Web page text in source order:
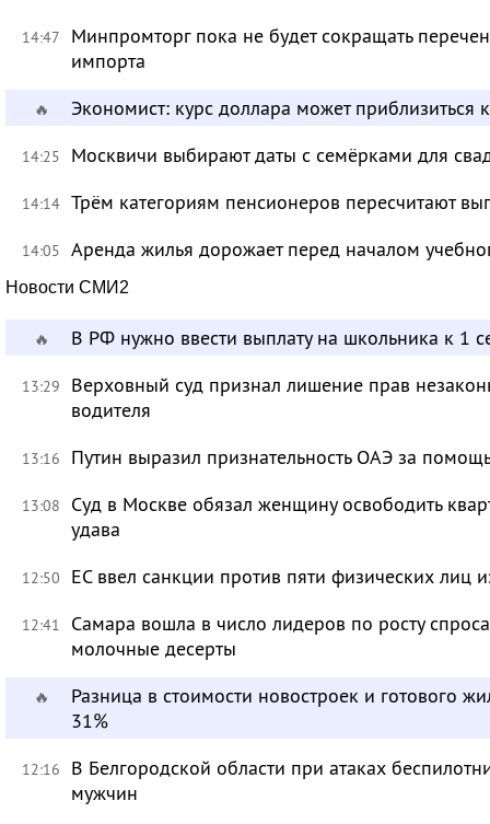
14:47
Минпромторг пока не будет сокращать
импорта
🔥 Экономист: курс доллара может приблизиться
14:25 Москвичи выбирают даты с семёрками для
14:14 Трём категориям пенсионеров пересчитают
14:05 Аренда жилья дорожает перед началом
Новости СМИ2
🔥 В РФ нужно ввести выплату на школьника к 1
13:29
Верховный суд признал лишение прав
водителя
13:16 Путин выразил признательность ОАЭ за
13:08
Суд в Москве обязал женщину освободить
удава
12:50 ЕС ввел санкции против пяти физических лиц
12:41
Самара вошла в число лидеров по росту
молочные десерты
🔥
Разница в стоимости новостроек и готового
31%
12:16
В Белгородской области при атаках
мужчин